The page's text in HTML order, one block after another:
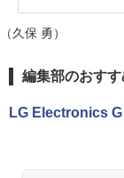
（久保 勇）
編集部のおす
LG Electronics